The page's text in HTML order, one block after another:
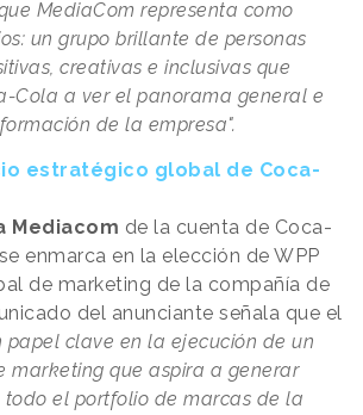
MediaCom representa como
un grupo brillante de personas
creativas e inclusivas que
Cola a ver el panorama general e
de la empresa".
estratégico global de Coca-
Mediacom de la cuenta de Coca-
enmarca en la elección de WPP
de marketing de la compañía de
del anunciante señala que el
papel clave en la ejecución de un
marketing que aspira a generar
el portfolio de marcas de la